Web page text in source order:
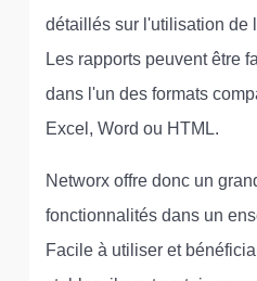
détaillés sur l'utilisation de
Les rapports peuvent être
dans l'un des formats
Excel, Word ou HTML.
Networx offre donc un
fonctionnalités dans un
Facile à utiliser et